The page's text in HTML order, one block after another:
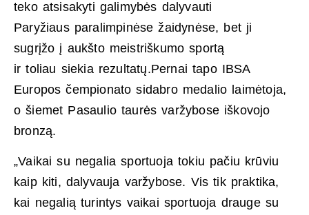
teko atsisakyti galimybės dalyvauti
Paryžiaus paralimpinėse žaidynėse, bet ji
sugrįžo į aukšto meistriškumo sportą
ir toliau siekia rezultatų.Pernai tapo IBSA
Europos čempionato sidabro medalio laimėtoja,
o šiemet Pasaulio taurės varžybose iškovojo
bronzą.
„Vaikai su negalia sportuoja tokiu pačiu krūviu
kaip kiti, dalyvauja varžybose. Vis tik praktika,
kai negalią turintys vaikai sportuoja drauge su